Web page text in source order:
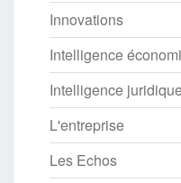
Innovations
Intelligence
Intelligence
L'entreprise
Les Echos